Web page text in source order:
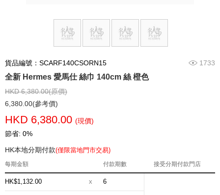
貨品編號：SCARF140CSORN15 1733
全新 Hermes 愛馬仕 絲巾 140cm 絲 橙色
HKD 6,380.00(原價)
6,380.00(參考價)
HKD 6,380.00 (現價)
節省: 0%
HK本地分期付款(僅限當地門市交易)
每期金額 付款期數 接受分期付款門店
HK$1,132.00 x 6